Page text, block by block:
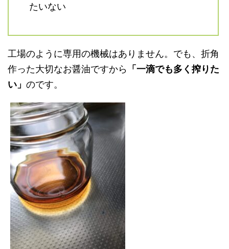
たいない
工場のように専用の機械はありません。でも、折角
作った大切なお醤油ですから 「一滴でも多く搾りた
い」 のです。